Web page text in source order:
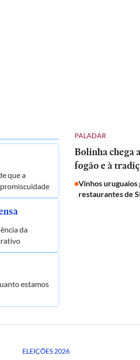
que a
da
estamos
PALADAR
Bolinha chega
fogão e à
Vinhos uruguaios
restaurantes de
ELEIÇÕES 2026